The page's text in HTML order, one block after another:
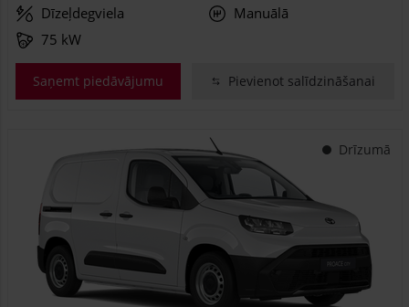
Dīzeļdegviela
Manuālā
75 kW
Saņemt piedāvājumu Pievienot salīdzināšanai
Drīzumā